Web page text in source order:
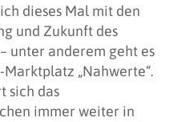
dieses Mal mit den
und Zukunft des
unter anderem geht es
„Nahwerte“.
sich das
immer weiter in